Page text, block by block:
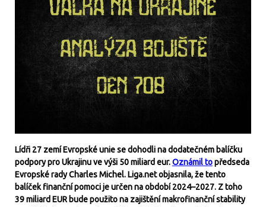
Lídři 27 zemí Evropské unie se dohodli na dodatečném balíčku
podpory pro Ukrajinu ve výši 50 miliard eur.Oznámil topředseda
Evropské rady Charles Michel. Liga.net objasnila, že tento
balíček finanční pomoci je určen na období 2024–2027. Z toho
39 miliard EUR bude použito na zajištění makrofinanční stability